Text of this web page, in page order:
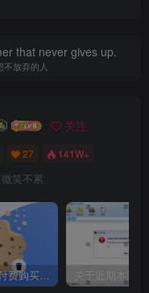
that never gives up.
放弃的人
关注
27 141W+
笑不累
致近期网站付费购买资源及会员用户后，网页显示依然没有购买解决方法！